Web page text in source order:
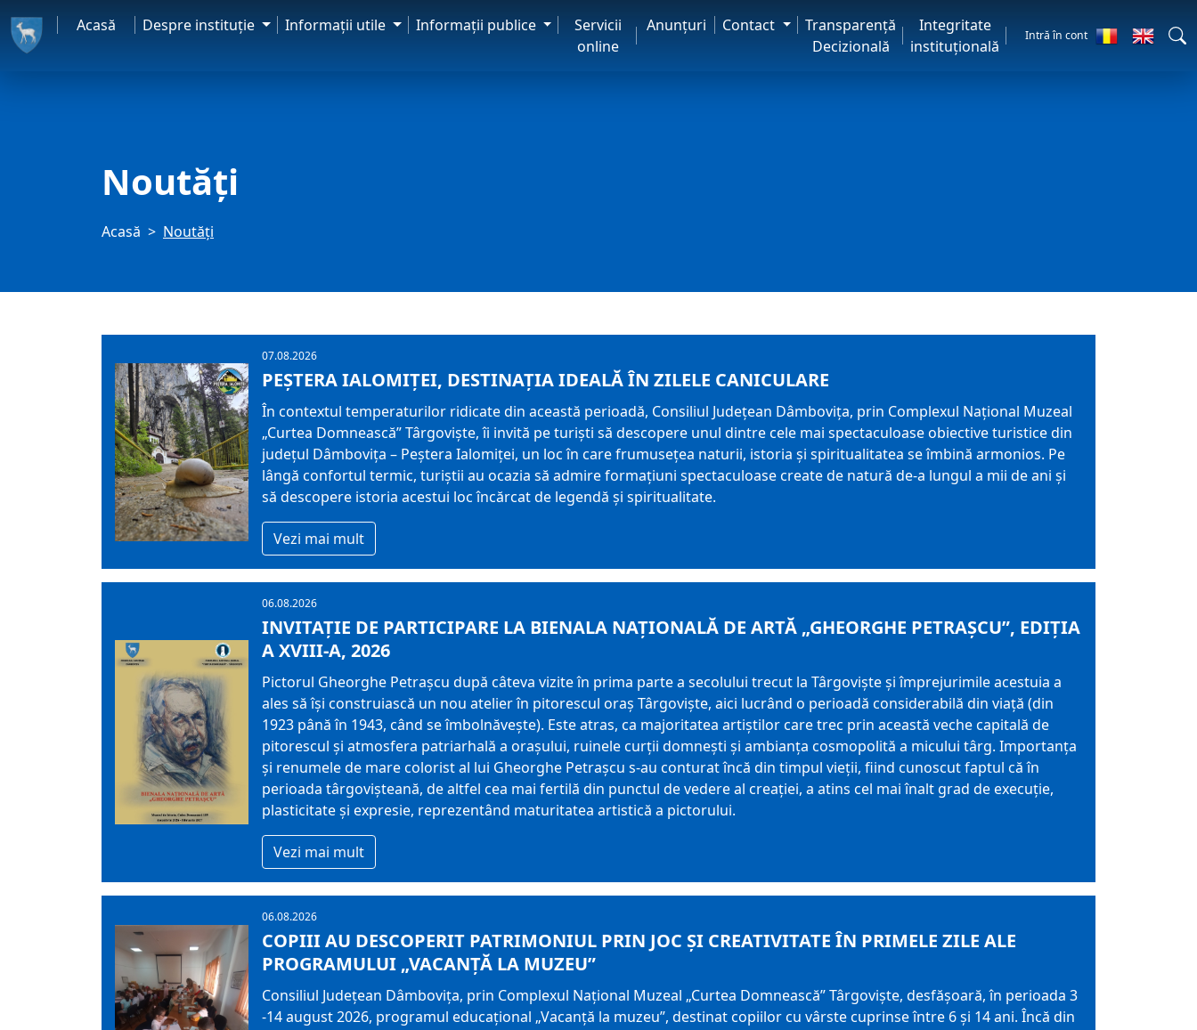
Acasă Despre instituţie Informaţii utile Informaţii publice
Servicii
online
Anunţuri Contact
Transparență
Decizională
Integritate
instituțională
Intră în cont
Noutăți
Acasă Noutăți
07.08.2026
PEȘTERA IALOMIȚEI, DESTINAȚIA IDEALĂ ÎN ZILELE CANICULARE
În contextul temperaturilor ridicate din această perioadă, Consiliul Județean Dâmbovița, prin Complexul Național Muzeal
„Curtea Domnească” Târgoviște, îi invită pe turiști să descopere unul dintre cele mai spectaculoase obiective turistice din
județul Dâmbovița – Peștera Ialomiței, un loc în care frumusețea naturii, istoria și spiritualitatea se îmbină armonios. Pe
lângă confortul termic, turiștii au ocazia să admire formațiuni spectaculoase create de natură de-a lungul a mii de ani și
să descopere istoria acestui loc încărcat de legendă și spiritualitate.
Vezi mai mult
06.08.2026
INVITAȚIE DE PARTICIPARE LA BIENALA NAȚIONALĂ DE ARTĂ „GHEORGHE PETRAȘCU”, EDIŢIA
A XVIII-A, 2026
Pictorul Gheorghe Petrașcu după câteva vizite în prima parte a secolului trecut la Târgoviște și împrejurimile acestuia a
ales să își construiască un nou atelier în pitorescul oraș Târgoviște, aici lucrând o perioadă considerabilă din viață (din
1923 până în 1943, când se îmbolnăvește). Este atras, ca majoritatea artiștilor care trec prin această veche capitală de
pitorescul și atmosfera patriarhală a orașului, ruinele curții domnești și ambianța cosmopolită a micului târg. Importanța
și renumele de mare colorist al lui Gheorghe Petrașcu s-au conturat încă din timpul vieții, fiind cunoscut faptul că în
perioada târgovișteană, de altfel cea mai fertilă din punctul de vedere al creației, a atins cel mai înalt grad de execuție,
plasticitate și expresie, reprezentând maturitatea artistică a pictorului.
Vezi mai mult
06.08.2026
COPIII AU DESCOPERIT PATRIMONIUL PRIN JOC ȘI CREATIVITATE ÎN PRIMELE ZILE ALE
PROGRAMULUI „VACANȚĂ LA MUZEU”
Consiliul Județean Dâmbovița, prin Complexul Național Muzeal „Curtea Domnească” Târgoviște, desfășoară, în perioada 3
-14 august 2026, programul educațional „Vacanță la muzeu”, destinat copiilor cu vârste cuprinse între 6 și 14 ani. Încă din